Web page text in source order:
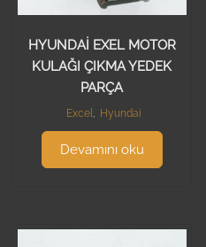
HYUNDAİ EXEL MOTOR
KULAĞI ÇIKMA YEDEK
PARÇA
Excel Hyundai
Devamını oku